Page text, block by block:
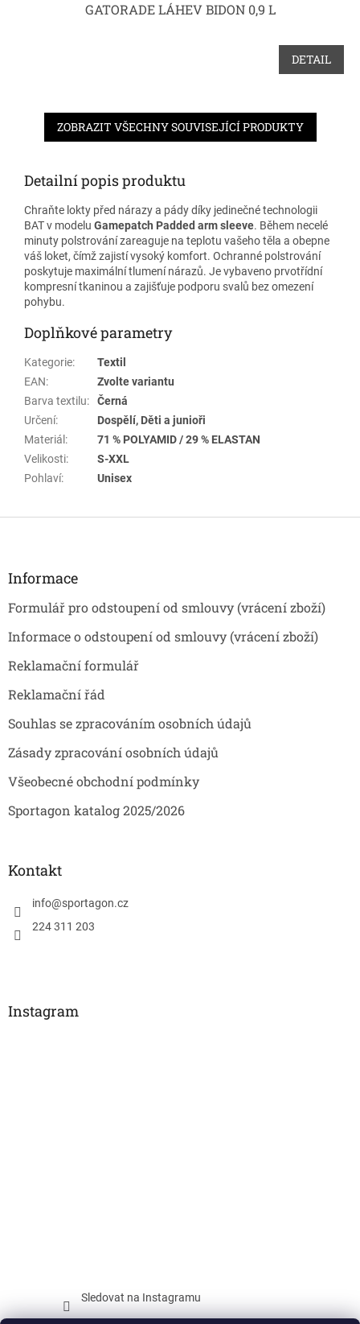
GATORADE LÁHEV BIDON 0,9 L
DETAIL
ZOBRAZIT VŠECHNY SOUVISEJÍCÍ PRODUKTY
Detailní popis produktu
Chraňte lokty před nárazy a pády díky jedinečné technologii
BAT v modelu Gamepatch Padded arm sleeve. Během necelé
minuty polstrování zareaguje na teplotu vašeho těla a obepne
váš loket, čímž zajistí vysoký komfort. Ochranné polstrování
poskytuje maximální tlumení nárazů. Je vybaveno prvotřídní
kompresní tkaninou a zajišťuje podporu svalů bez omezení
pohybu.
Doplňkové parametry
Kategorie:
Textil
EAN:
Zvolte variantu
Barva textilu:
Černá
Určení:
Dospělí, Děti a junioři
Materiál :
71 % POLYAMID / 29 % ELASTAN
Velikosti:
S-XXL
Pohlaví: Unisex
Z
Informace
Formulář pro odstoupení od smlouvy (vrácení zboží)
Informace o odstoupení od smlouvy (vrácení zboží)
Reklamační formulář
Reklamační řád
Souhlas se zpracováním osobních údajů
Zásady zpracování osobních údajů
Všeobecné obchodní podmínky
Sportagon katalog 2025/2026
Kontakt
info@sportagon.cz
224 311 203
Instagram
Sledovat na Instagramu